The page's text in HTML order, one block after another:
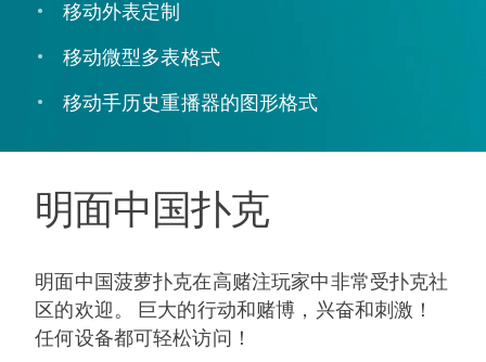
移动外表定制
移动微型多表格式
移动手历史重播器的图形格式
明面中国扑克
明面中国菠萝扑克在高赌注玩家中非常受扑克社
区的欢迎。 巨大的行动和赌博，兴奋和刺激！
任何设备都可轻松访问！